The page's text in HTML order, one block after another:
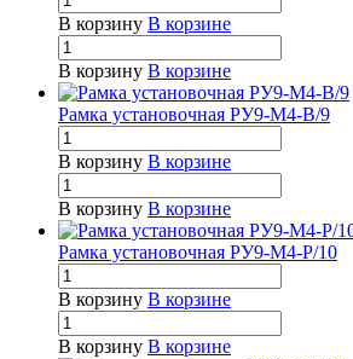
В корзину В корзине
В корзину В корзине
Рамка установочная РУ9-М4-В/9
В корзину В корзине
В корзину В корзине
Рамка установочная РУ9-М4-Р/10
В корзину В корзине
В корзину В корзине